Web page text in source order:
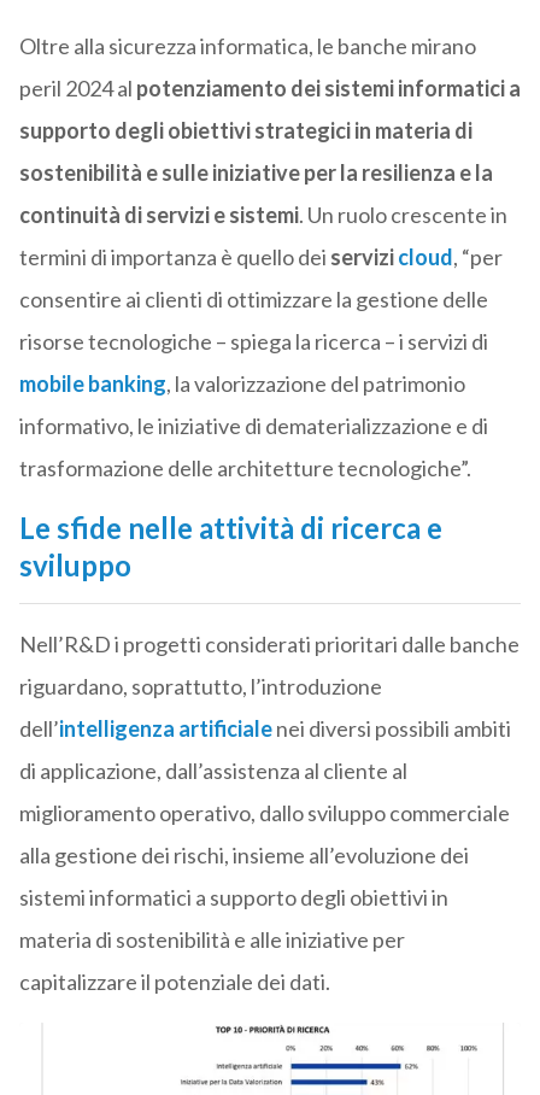
Oltre alla sicurezza informatica, le banche mirano
peril 2024 al potenziamento dei sistemi informatici a
supporto degli obiettivi strategici in materia di
sostenibilità e sulle iniziative per la resilienza e la
continuità di servizi e sistemi. Un ruolo crescente in
termini di importanza è quello dei servizicloud, “per
consentire ai clienti di ottimizzare la gestione delle
risorse tecnologiche – spiega la ricerca – i servizi di
mobile banking, la valorizzazione del patrimonio
informativo, le iniziative di dematerializzazione e di
trasformazione delle architetture tecnologiche”.
Le sfide nelle attività di ricerca e
sviluppo
Nell’R&D i progetti considerati prioritari dalle banche
riguardano, soprattutto, l’introduzione
dell’intelligenza artificialenei diversi possibili ambiti
di applicazione, dall’assistenza al cliente al
miglioramento operativo, dallo sviluppo commerciale
alla gestione dei rischi, insieme all’evoluzione dei
sistemi informatici a supporto degli obiettivi in
materia di sostenibilità e alle iniziative per
capitalizzare il potenziale dei dati.